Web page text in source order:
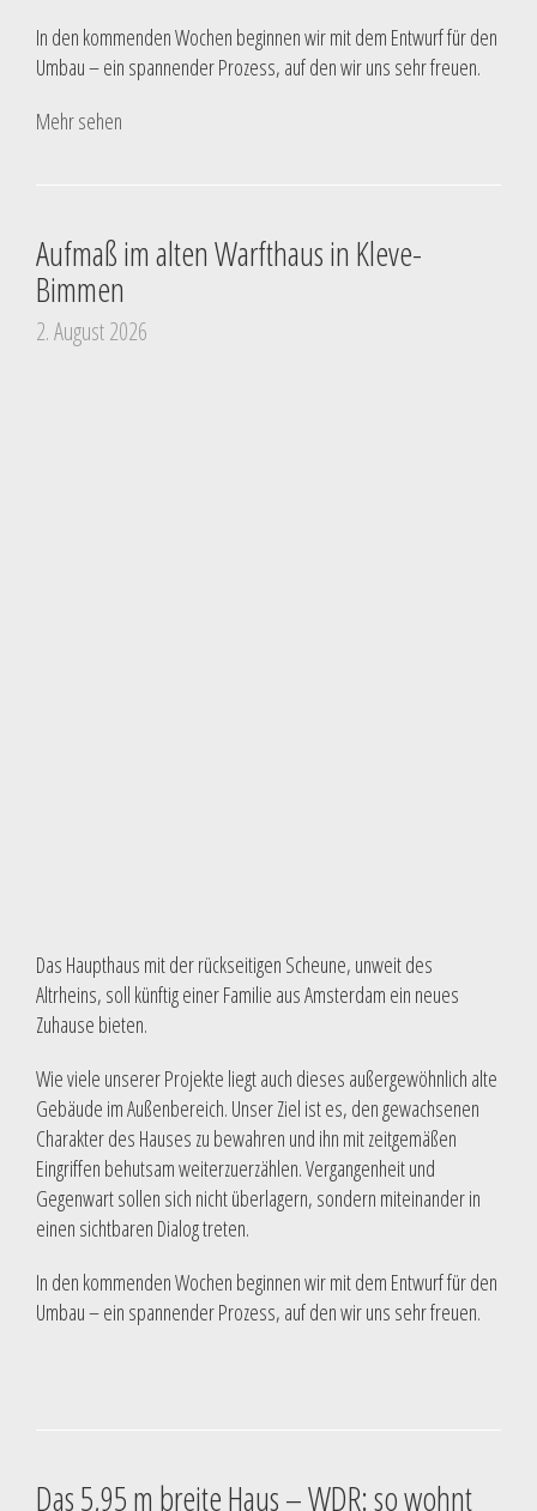
In den kommenden Wochen beginnen wir mit dem Entwurf für den
Umbau – ein spannender Prozess, auf den wir uns sehr freuen.
Mehr sehen
Aufmaß im alten Warfthaus in Kleve-
Bimmen
2. August 2026
Das Haupthaus mit der rückseitigen Scheune, unweit des
Altrheins, soll künftig einer Familie aus Amsterdam ein neues
Zuhause bieten.
Wie viele unserer Projekte liegt auch dieses außergewöhnlich alte
Gebäude im Außenbereich. Unser Ziel ist es, den gewachsenen
Charakter des Hauses zu bewahren und ihn mit zeitgemäßen
Eingriffen behutsam weiterzuerzählen. Vergangenheit und
Gegenwart sollen sich nicht überlagern, sondern miteinander in
einen sichtbaren Dialog treten.
In den kommenden Wochen beginnen wir mit dem Entwurf für den
Umbau – ein spannender Prozess, auf den wir uns sehr freuen.
Das 5,95 m breite Haus – WDR: so wohnt